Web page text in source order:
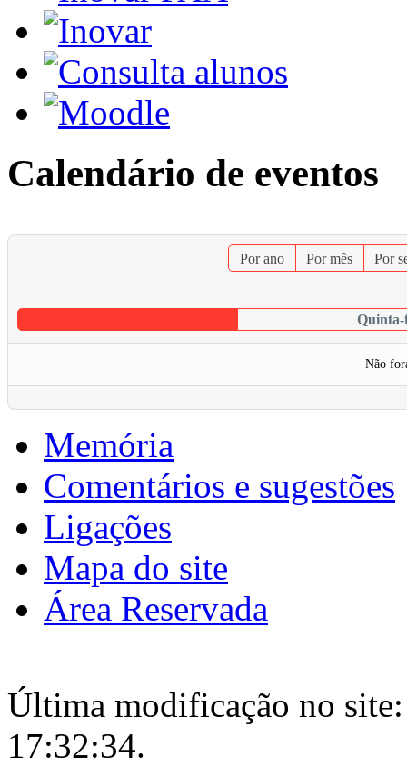
Calendário de eventos
Por ano Por mês Por
Quinta-
Não
Memória
Comentários e sugestões
Ligações
Mapa do site
Área Reservada
Última modificação no
17:32:34.